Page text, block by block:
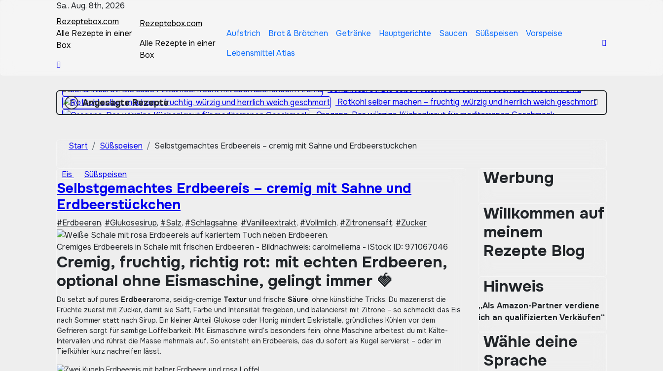
Sa.. Aug. 8th, 2026
Rezeptebox.com
Alle Rezepte in einer
Box
Rezeptebox.com
Alle Rezepte in einer
Box
Aufstrich Brot & Brötchen Getränke Hauptgerichte Saucen Süßspeisen
Vorspeise
Lebensmittel Atlas
Angesagte Rezepte
Johannisbrot: Die süße Mittelmeerfrucht mit überraschendem Aroma
Rotkohl selber machen – fruchtig, würzig und herrlich weich geschmort
Oregano: Das würzige Küchenkraut für mediterranen Geschmack
Start
Süßspeisen Selbstgemachtes Erdbeereis – cremig mit Sahne und Erdbeerstückchen
Eis Süßspeisen
Selbstgemachtes Erdbeereis – cremig mit Sahne und
Erdbeerstückchen
#Erdbeeren, #Glukosesirup, #Salz, #Schlagsahne, #Vanilleextrakt, #Vollmilch, #Zitronensaft, #Zucker
Cremiges Erdbeereis in Schale mit frischen Erdbeeren - Bildnachweis: carolmellema - iStock ID: 971067046
Cremig, fruchtig, richtig rot: mit echten Erdbeeren,
optional ohne Eismaschine, gelingt immer 🍓
Du setzt auf pures Erdbeeraroma, seidig-cremige Textur und frische Säure, ohne künstliche Tricks. Du mazerierst die
Früchte zuerst mit Zucker, damit sie Saft, Farbe und Intensität freigeben, und balancierst mit Zitrone – so schmeckt das Eis
nach Sommer statt nach Sirup. Ein kleiner Anteil Glukose oder Honig mindert Eiskristalle, gründliches Kühlen vor dem
Gefrieren sorgt für samtige Löffelbarkeit. Mit Eismaschine wird’s besonders fein; ohne Maschine arbeitest du mit Kälte-
Intervallen und rührst die Masse mehrmals auf. So entsteht ein Erdbeereis, das du sofort als Kugel servierst – oder im
Tiefkühler kurz nachreifen lässt.
Werbung
Willkommen auf
meinem
Rezepte Blog
Hinweis
„Als Amazon-Partner verdiene
ich an qualifizierten Verkäufen“
Wähle deine
Sprache